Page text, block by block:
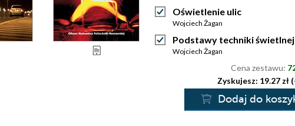
Oświetlenie ulic
Wojciech Żagan
Podstawy techniki świetlnej
Wojciech Żagan
Cena zestawu:
Zyskujesz: 19.27 zł
Dodaj do